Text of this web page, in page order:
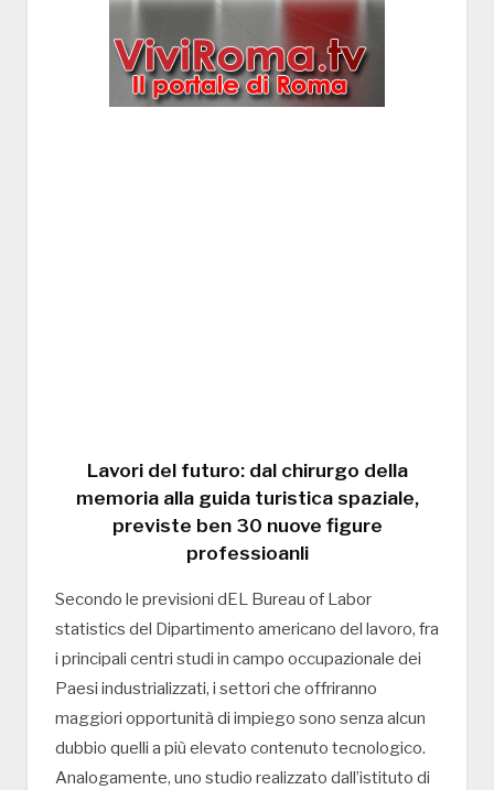
Lavori del futuro: dal chirurgo della
memoria alla guida turistica spaziale,
previste ben 30 nuove figure
professioanli
Secondo le previsioni dEL Bureau of Labor
statistics del Dipartimento americano del lavoro, fra
i principali centri studi in campo occupazionale dei
Paesi industrializzati, i settori che offriranno
maggiori opportunità di impiego sono senza alcun
dubbio quelli a più elevato contenuto tecnologico.
Analogamente, uno studio realizzato dall’istituto di